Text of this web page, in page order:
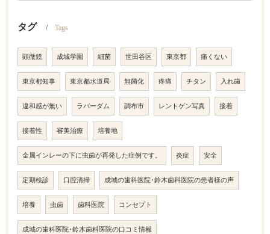
タグ Tags
顕微鏡 成城学園 細菌 世田谷区 東京都 痛くない
東京都知事 東京都水道局 無菌化 疼痛 チタン 入れ歯
違和感が無い ラバーダム 調布市 レントゲン写真 接着
接着性 審美治療 培養地
金属インレーの下に虫歯が再発した症例です。 炎症 安全
定期検診 口腔清掃 成城の歯科医院･鈴木歯科医院の患者様の声
培養 虫歯 歯科医院 コンセプト
成城の歯科医院･鈴木歯科医院の口コミ情報